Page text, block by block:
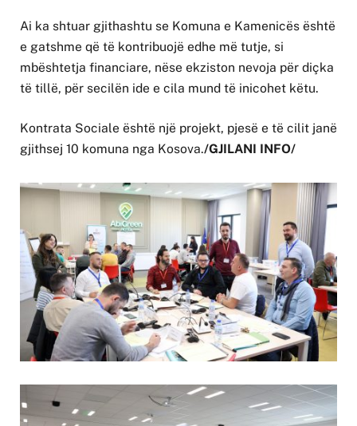
Ai ka shtuar gjithashtu se Komuna e Kamenicës është
e gatshme që të kontribuojë edhe më tutje, si
mbështetja financiare, nëse ekziston nevoja për diçka
të tillë, për secilën ide e cila mund të inicohet këtu.
Kontrata Sociale është një projekt, pjesë e të cilit janë
gjithsej 10 komuna nga Kosova./GJILANI INFO/